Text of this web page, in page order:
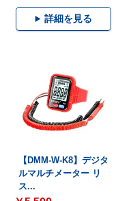
詳細を見る
【DMM-W-K8】デジタ
ルマルチメーター リ
ス...